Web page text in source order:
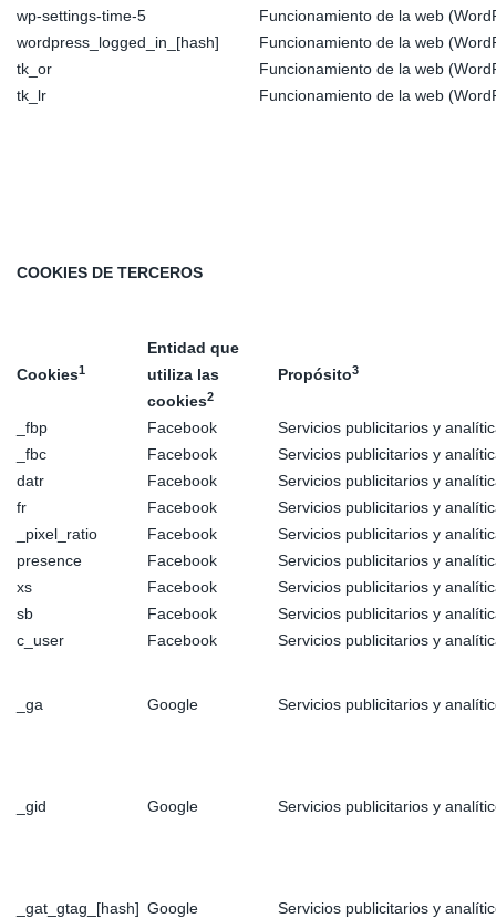
wp-settings-time-5
Funcionamiento de la web
wordpress_logged_in_[hash]
Funcionamiento de la web
tk_or
Funcionamiento de la web
tk_lr
Funcionamiento de la web
COOKIES DE TERCEROS
Cookies1
Entidad que
utiliza las
cookies2
Propósito3
_fbp Facebook
Servicios publicitarios y
_fbc
Facebook
Servicios publicitarios y
datr
Facebook
Servicios publicitarios y
fr
Facebook
Servicios publicitarios y
_pixel_ratio
Facebook
Servicios publicitarios y
presence
Facebook
Servicios publicitarios y
xs
Facebook
Servicios publicitarios y
sb
Facebook
Servicios publicitarios y
c_user
Facebook Servicios publicitarios y
_ga Google Servicios publicitarios y
_gid Google Servicios publicitarios y
_gat_gtag_[hash] Google Servicios publicitarios y